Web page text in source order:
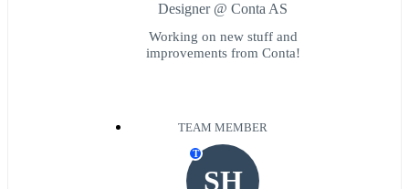
Designer @ Conta AS
Working on new stuff and
improvements from Conta!
TEAM MEMBER
SH
T